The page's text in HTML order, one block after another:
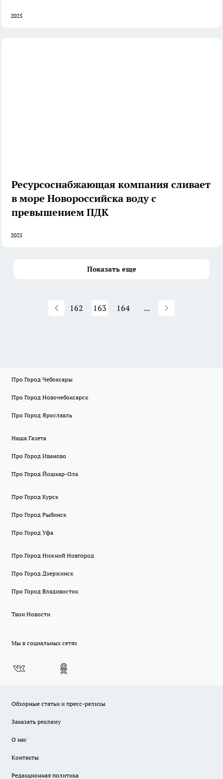
2025
Ресурсоснабжающая компания сливает
в море Новороссийска воду с
превышением ПДК
2025
Показать еще
162 163 164 ...
Про Город Чебоксары
Про Город Новочебоксарск
Про Город Ярославль
Наша Газета
Про Город Иваново
Про Город Йошкар-Ола
Про Город Курск
Про Город Рыбинск
Про Город Уфа
Про Город Нижний Новгород
Про Город Дзержинск
Про Город Владивосток
Твои Новости
Мы в социальных сетях
Обзорные статьи и пресс-релизы
Заказать рекламу
О нас
Контакты
Редакционная политика